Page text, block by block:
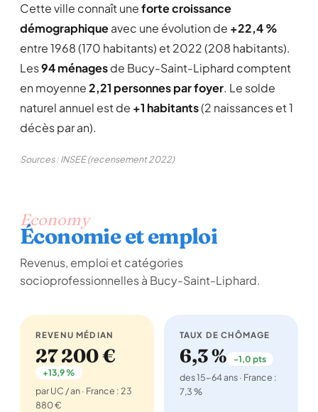
Cette ville connaît uneforte croissance
démographiqueavec une évolution de +22,4 %
entre 1968 (170 habitants) et 2022 (208 habitants).
Les94 ménagesde Bucy-Saint-Liphard comptent
en moyenne2,21 personnes par foyer. Le solde
naturel annuel est de +1 habitants(2 naissances et 1
décès par an).
Sources : INSEE (recensement 2022)
Economy
Économie et emploi
Revenus, emploi et catégories
socioprofessionnelles à Bucy-Saint-Liphard.
REVENU MÉDIAN
27 200 €
+13,9 %
par UC / an · France : 23
880 €
TAUX DE CHÔMAGE
6,3 % -1,0 pts
des 15-64 ans · France :
7,3 %